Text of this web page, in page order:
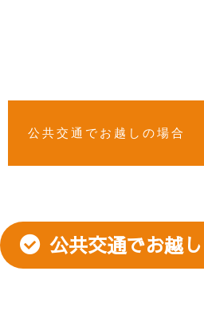
公共交通でお越しの場合
公共交通でお越